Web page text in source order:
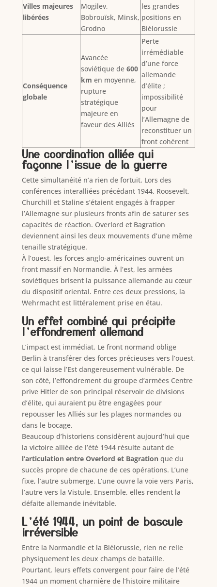
Villes majeures
libérées
Mogilev,
Bobrouïsk, Minsk,
Grodno
les grandes
positions en
Biélorussie
Conséquence
globale
Avancée
soviétique de 600
km en moyenne,
rupture
stratégique
majeure en
faveur des Alliés
Perte
irrémédiable
d’une force
allemande
d’élite ;
impossibilité
pour
l’Allemagne de
reconstituer un
front cohérent
Une coordination alliée qui
façonne l’issue de la guerre
Cette simultanéité n’a rien de fortuit. Lors des
conférences interalliées précédant 1944, Roosevelt,
Churchill et Staline s’étaient engagés à frapper
l’Allemagne sur plusieurs fronts afin de saturer ses
capacités de réaction. Overlord et Bagration
deviennent ainsi les deux mouvements d’une même
tenaille stratégique.
À l’ouest, les forces anglo-américaines ouvrent un
front massif en Normandie. À l’est, les armées
soviétiques brisent la puissance allemande au cœur
du dispositif oriental. Entre ces deux pressions, la
Wehrmacht est littéralement prise en étau.
Un effet combiné qui précipite
l’effondrement allemand
L’impact est immédiat. Le front normand oblige
Berlin à transférer des forces précieuses vers l’ouest,
ce qui laisse l’Est dangereusement vulnérable. De
son côté, l’effondrement du groupe d’armées Centre
prive Hitler de son principal réservoir de divisions
d’élite, qui auraient pu être engagées pour
repousser les Alliés sur les plages normandes ou
dans le bocage.
Beaucoup d’historiens considèrent aujourd’hui que
la victoire alliée de l’été 1944 résulte autant de
l’articulation entre Overlord et Bagrationque du
succès propre de chacune de ces opérations. L’une
fixe, l’autre submerge. L’une ouvre la voie vers Paris,
l’autre vers la Vistule. Ensemble, elles rendent la
défaite allemande inévitable.
L’été 1944, un point de bascule
irréversible
Entre la Normandie et la Biélorussie, rien ne relie
physiquement les deux champs de bataille.
Pourtant, leurs effets convergent pour faire de l’été
1944 un moment charnière de l’histoire militaire